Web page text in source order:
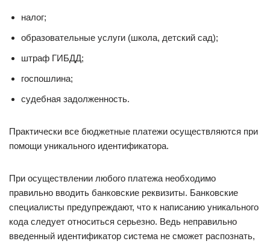
налог;
образовательные услуги (школа, детский сад);
штраф ГИБДД;
госпошлина;
судебная задолженность.
Практически все бюджетные платежи осуществляются при
помощи уникального идентификатора.
При осуществлении любого платежа необходимо
правильно вводить банковские реквизиты. Банковские
специалисты предупреждают, что к написанию уникального
кода следует относиться серьезно. Ведь неправильно
введенный идентификатор система не сможет распознать,